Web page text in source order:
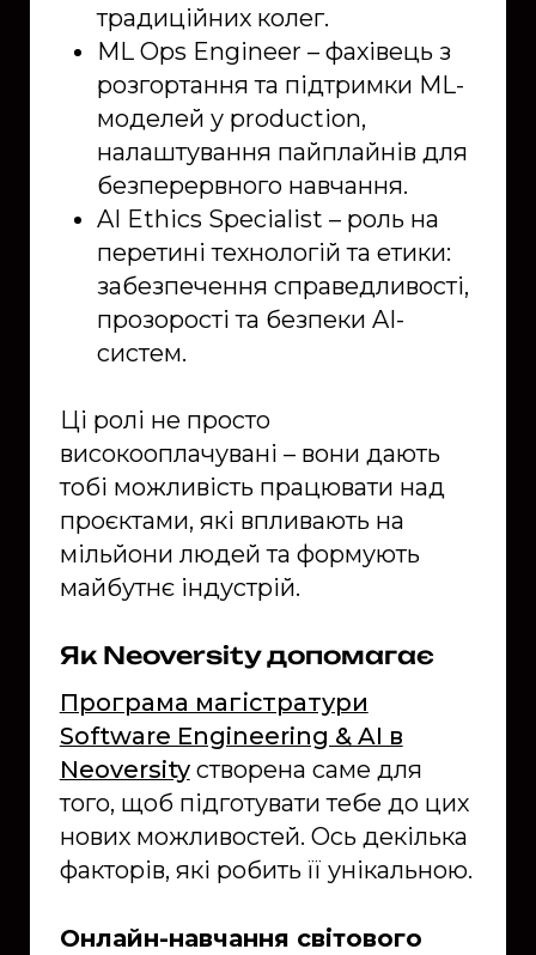
традиційних колег.
ML Ops Engineer – фахівець з
розгортання та підтримки ML-
моделей у production,
налаштування пайплайнів для
безперервного навчання.
AI Ethics Specialist – роль на
перетині технологій та етики:
забезпечення справедливості,
прозорості та безпеки AI-
систем.
Ці ролі не просто
високооплачувані – вони дають
тобі можливість працювати над
проєктами, які впливають на
мільйони людей та формують
майбутнє індустрій.
Як Neoversity допомагає
Програма магістратури
Software Engineering & AI в
Neoversityстворена саме для
того, щоб підготувати тебе до цих
нових можливостей. Ось декілька
факторів, які робить її унікальною.
Онлайн-навчання світового